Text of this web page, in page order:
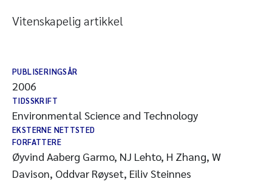
Vitenskapelig artikkel
PUBLISERINGSÅR
2006
TIDSSKRIFT
Environmental Science and Technology
EKSTERNE NETTSTED
FORFATTERE
Øyvind Aaberg Garmo, NJ Lehto, H Zhang, W
Davison, Oddvar Røyset, Eiliv Steinnes